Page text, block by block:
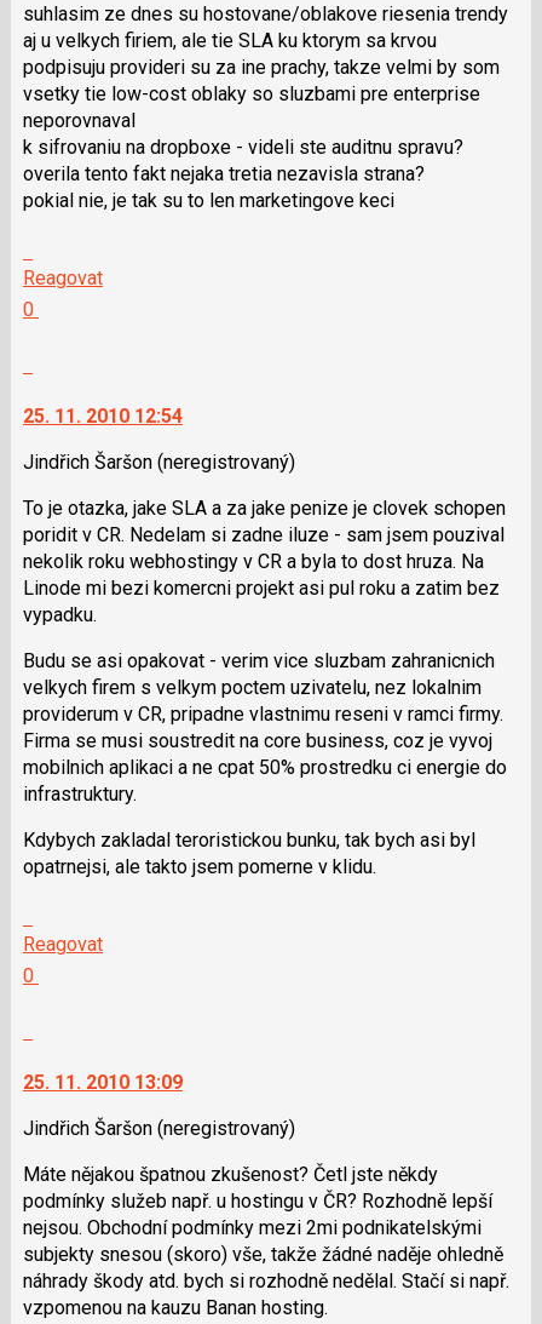
klávesy
N
pro
následující
a
P
pro
předchozí
suhlasim ze dnes su hostovane/oblakove riesenia trendy
aj u velkych firiem, ale tie SLA ku ktorym sa krvou
podpisuju provideri su za ine prachy, takze velmi by som
vsetky tie low-cost oblaky so sluzbami pre enterprise
neporovnaval
k sifrovaniu na dropboxe - videli ste auditnu spravu?
overila tento fakt nejaka tretia nezavisla strana?
pokial nie, je tak su to len marketingove keci
na
navigaci
lze
použít
klávesy
N
pro
následující
a
pro
předchozí
nový
názor
Reagovat
0
jako
25. 11. 2010 12:54
Jindřich Šaršon (neregistrovaný)
To je otazka, jake SLA a za jake penize je clovek schopen
poridit v CR. Nedelam si zadne iluze - sam jsem pouzival
nekolik roku webhostingy v CR a byla to dost hruza. Na
Linode mi bezi komercni projekt asi pul roku a zatim bez
vypadku.
Budu se asi opakovat - verim vice sluzbam zahranicnich
velkych firem s velkym poctem uzivatelu, nez lokalnim
providerum v CR, pripadne vlastnimu reseni v ramci firmy.
Firma se musi soustredit na core business, coz je vyvoj
mobilnich aplikaci a ne cpat 50% prostredku ci energie do
infrastruktury.
Kdybych zakladal teroristickou bunku, tak bych asi byl
opatrnejsi, ale takto jsem pomerne v klidu.
na
navigaci
lze
použít
klávesy
N
pro
následující
a
P
Reagovat
0
jako
25. 11. 2010 13:09
Jindřich Šaršon (neregistrovaný)
Máte nějakou špatnou zkušenost? Četl jste někdy
podmínky služeb např. u hostingu v ČR? Rozhodně lepší
nejsou. Obchodní podmínky mezi 2mi podnikatelskými
subjekty snesou (skoro) vše, takže žádné naděje ohledně
náhrady škody atd. bych si rozhodně nedělal. Stačí si např.
vzpomenou na kauzu Banan hosting.